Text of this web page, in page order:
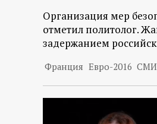
т
а
л
Организация мер
отметил политолог.
задержанием
Франция Евро-2016 СМИ